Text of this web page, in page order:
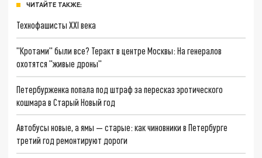
ЧИТАЙТЕ ТАКЖЕ:
Технофашисты XXI века
"Кротами" были все? Теракт в центре Москвы: На генералов
охотятся "живые дроны"
Петербурженка попала под штраф за пересказ эротического
кошмара в Старый Новый год
Автобусы новые, а ямы — старые: как чиновники в Петербурге
третий год ремонтируют дороги